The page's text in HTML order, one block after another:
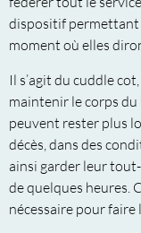
dispositif permettant
moment où elles
Il s’agit du cuddle
maintenir le corps du
peuvent rester plus
décès, dans des
ainsi garder leur
de quelques heures.
nécessaire pour faire